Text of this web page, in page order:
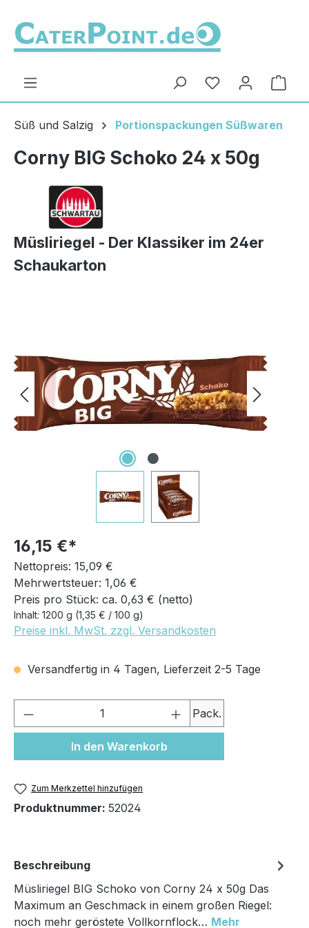
Du hast 0
Süß und Salzig Portionspackungen Süßwaren
Corny BIG Schoko 24 x 50g
Müsliriegel - Der Klassiker im 24er
Schaukarton
16,15 €
Nettopreis: 15,09 €
Mehrwertsteuer: 1,06 €
Preis pro Stück: ca. 0,63 € (netto)
Inhalt: 1200 g (1,35 € / 100 g)
Preise inkl. MwSt. zzgl. Versandkosten
Versandfertig in 4 Tagen, Lieferzeit 2-5 Tage
Produkt Anzahl: Gib denPack.
In den Warenkorb
Zum Merkzettel hinzufügen
Produktnummer: 52024
Beschreibung
Müsliriegel BIG Schoko von Corny 24 x 50g Das
Maximum an Geschmack in einem großen Riegel:
noch mehr geröstete Vollkornflock… Mehr